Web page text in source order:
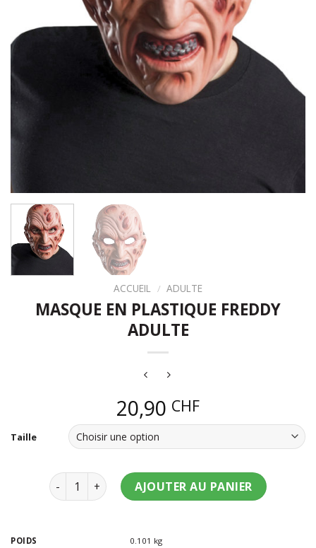
ACCUEIL / ADULTE
MASQUE EN PLASTIQUE FREDDY
ADULTE
20,90 CHF
Taille
quantité de Masque en plastique Freddy adulte
AJOUTER AU PANIER
POIDS
0.101 kg